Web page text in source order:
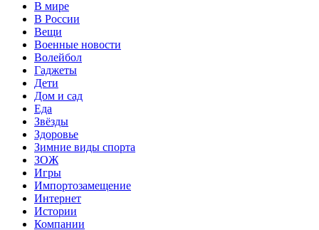
В мире
В России
Вещи
Военные новости
Волейбол
Гаджеты
Дети
Дом и сад
Еда
Звёзды
Здоровье
Зимние виды спорта
ЗОЖ
Игры
Импортозамещение
Интернет
Истории
Компании